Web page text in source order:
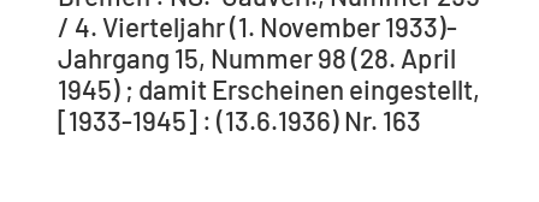
/ 4. Vierteljahr (1. November 1933)-
Jahrgang 15, Nummer 98 (28. April
1945) ; damit Erscheinen eingestellt,
[1933-1945] : (13.6.1936) Nr. 163